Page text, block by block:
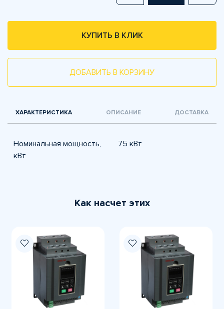
КУПИТЬ В КЛИК
ДОБАВИТЬ В КОРЗИНУ
ХАРАКТЕРИСТИКА ОПИСАНИЕ ДОСТАВКА
Номинальная мощность,
кВт
75 кВт
Как насчет этих